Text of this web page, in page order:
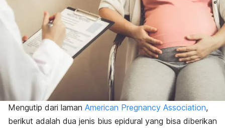
Mengutip dari laman American Pregnancy Association,
berikut adalah dua jenis bius epidural yang bisa diberikan